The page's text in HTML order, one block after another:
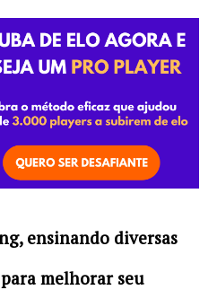
ensinando diversas
melhorar seu